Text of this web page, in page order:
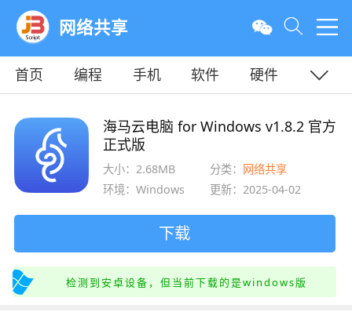
网络共享
首页 编程 手机 软件
硬件
海马云电脑 for Windows v1.8.2 官方
正式版
大小：2.68MB 分类： 网络共享
环境：Windows
更新：2025-04-02
下载
检测到安卓设备，但当前下载的是windows版